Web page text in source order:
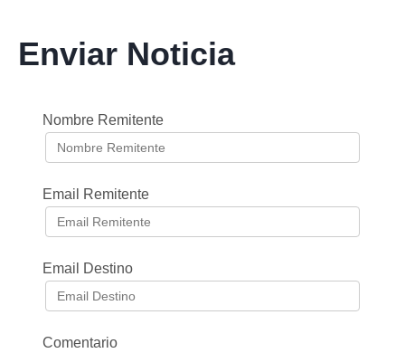
Enviar Noticia
Nombre Remitente
Email Remitente
Email Destino
Comentario